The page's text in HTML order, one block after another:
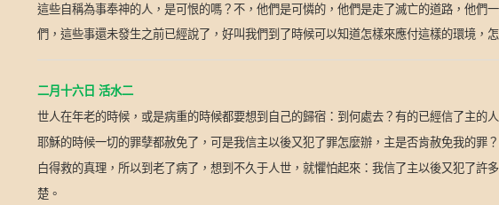
這些自稱為事奉神的人，是可恨的嗎？不，他們是可憐的，他們是走了滅亡的道路，他們
們，這些事還未發生之前已經說了，好叫我們到了時候可以知道怎樣來應付這樣的環境，
二月十六日 活水二
世人在年老的時候，或是病重的時候都要想到自己的歸宿：到何處去？有的已經信了主的
耶穌的時候一切的罪孽都赦免了，可是我信主以後又犯了罪怎麼辦，主是否肯赦免我的罪
白得救的真理，所以到老了病了，想到不久于人世，就懼怕起來：我信了主以後又犯了許
楚。